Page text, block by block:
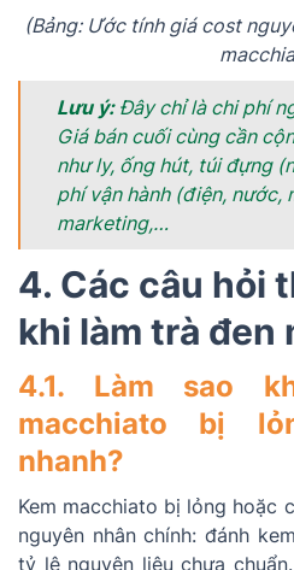
(Bảng: Ước tính giá cost
Lưu ý:Đây chỉ là chi phí
Giá bán cuối cùng cần
như ly, ống hút, túi đựng
phí vận hành (điện, nước,
marketing,…
4. Các câu hỏi
khi làm trà đen
4.1. Làm sao
macchiato bị
nhanh?
Kem macchiato bị lỏng hoặc
nguyên nhân chính: đánh
tỷ lệ nguyên liệu chưa